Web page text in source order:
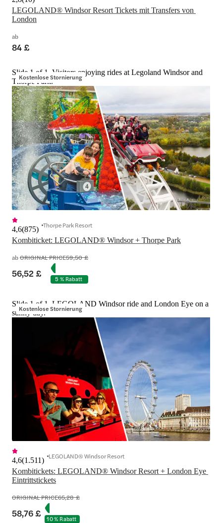
LEGOLAND® Windsor Resort Tickets mit Transfers von
London
ab
84 £
Kostenlose Stornierung
Slide 1 of 1, Visitors enjoying rides at Legoland Windsor and
Thorpe Park.
Kombiticket: LEGOLAND® Windsor + Thorpe Park
4,6(875) Thorpe Park Resort
abORIGINAL PRICE59,50 £
56,52 £ 5 % Rabatt
Kostenlose Stornierung
Slide 1 of 1, LEGOLAND Windsor ride and London Eye on a
sunny day.
Kombitickets: LEGOLAND® Windsor Resort + London Eye
Eintrittstickets
4,6(1.511) LEGOLAND® Windsor Resort
ORIGINAL PRICE65,28 £
58,76 £ 10 % Rabatt